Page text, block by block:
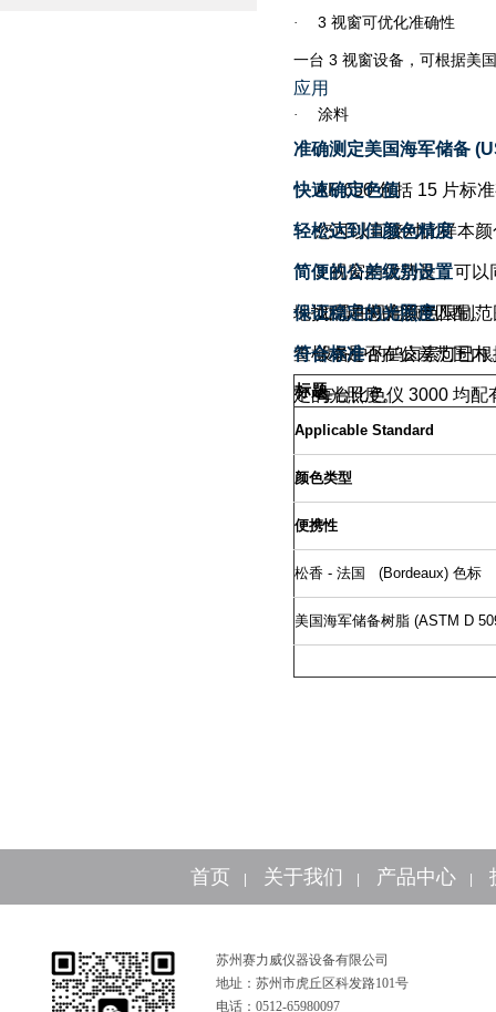
· 3 视窗可优化准确性
一台 3 视窗设备，可根据美
应用
· 涂料
准确测定美国海军储备
AF 650包括 15 片标
快速确定色值
您可以直接对比样本
轻松达到佳颜色精度
3视窗的优势是，可以
地找到理想的颜色匹配。
简便的公差级别设置
如需在规定颜色限制
查样本是否在公差范围内
保证稳定的光照度
设备中的钨卤素灯已根
定的光照度。
符合标准
每台比色仪 3000 均配
Applicable Standard
颜色类型
便携性
标题
松香 - 法国 (Bordeaux) 色标
美国海军储备树脂 (ASTM D
首页 关于我们 产品中心
苏州赛力威仪器设备有限公司
地址：苏州市虎丘区科发路101号
电话：0512-65980097